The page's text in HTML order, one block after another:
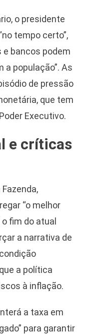
o presidente
tempo certo”,
bancos podem
a população”. As
de pressão
que tem
Executivo.
e críticas
“o melhor
fim do atual
a narrativa de
a política
à inflação.
a taxa em
para garantir